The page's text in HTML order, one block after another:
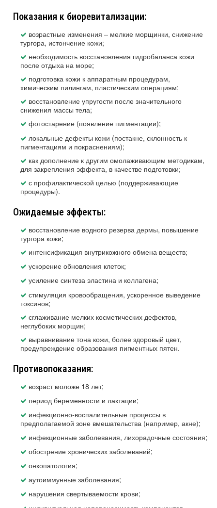
Показания к биоревитализации:
возрастные изменения – мелкие морщинки, снижение
тургора, истончение кожи;
необходимость восстановления гидробаланса кожи
после отдыха на море;
подготовка кожи к аппаратным процедурам,
химическим пилингам, пластическим операциям;
восстановление упругости после значительного
снижения массы тела;
фотостарение (появление пигментации);
локальные дефекты кожи (постакне, склонность к
пигментациям и покраснениям);
как дополнение к другим омолаживающим методикам,
для закрепления эффекта, в качестве подготовки;
с профилактической целью (поддерживающие
процедуры).
Ожидаемые эффекты:
восстановление водного резерва дермы, повышение
тургора кожи;
интенсификация внутрикожного обмена веществ;
ускорение обновления клеток;
усиление синтеза эластина и коллагена;
стимуляция кровообращения, ускоренное выведение
токсинов;
сглаживание мелких косметических дефектов,
неглубоких морщин;
выравнивание тона кожи, более здоровый цвет,
предупреждение образования пигментных пятен.
Противопоказания:
возраст моложе 18 лет;
период беременности и лактации;
инфекционно-воспалительные процессы в
предполагаемой зоне вмешательства (например, акне);
инфекционные заболевания, лихорадочные состояния;
обострение хронических заболеваний;
онкопатология;
аутоиммунные заболевания;
нарушения свертываемости крови;